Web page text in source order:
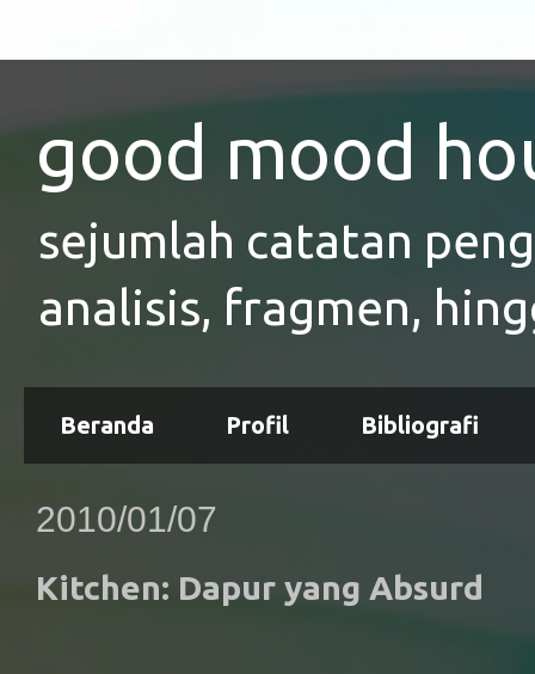
good mood
sejumlah catatan
analisis, fragmen,
Beranda Profil Bibliografi
2010/01/07
Kitchen: Dapur yang Absurd